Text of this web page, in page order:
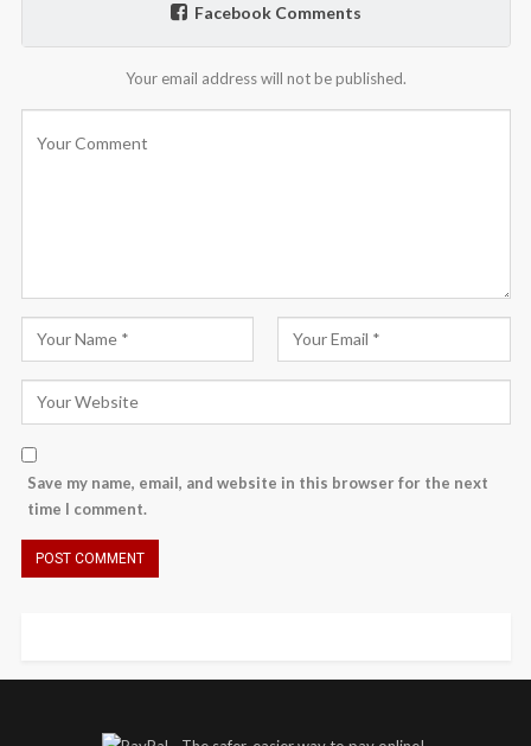
Facebook Comments
Your email address will not be published.
Save my name, email, and website in this browser for the next
time I comment.